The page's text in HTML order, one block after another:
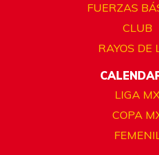
FUERZAS
CLUB
RAYOS DE
LIGA
COPA